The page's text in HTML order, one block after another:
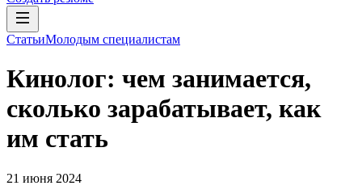
СтатьиМолодым специалистам
Кинолог: чем занимается,
сколько зарабатывает, как
им стать
21 июня 2024